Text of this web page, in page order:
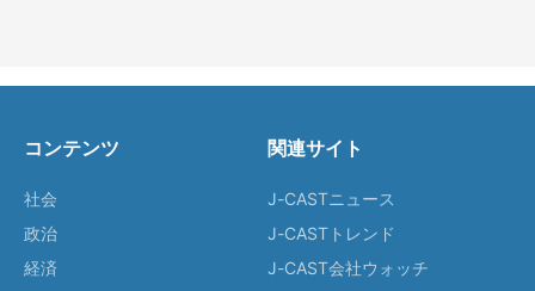
コンテンツ
社会
政治
経済
関連サイト
J-CASTニュース
J-CASTトレンド
J-CAST会社ウォッチ